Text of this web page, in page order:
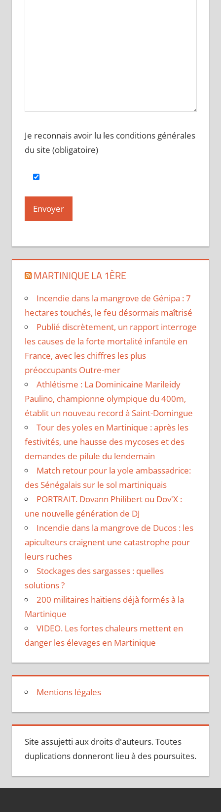
Je reconnais avoir lu les conditions générales
du site (obligatoire)
MARTINIQUE LA 1ÈRE
Incendie dans la mangrove de Génipa : 7
hectares touchés, le feu désormais maîtrisé
Publié discrètement, un rapport interroge
les causes de la forte mortalité infantile en
France, avec les chiffres les plus
préoccupants Outre-mer
Athlétisme : La Dominicaine Marileidy
Paulino, championne olympique du 400m,
établit un nouveau record à Saint-Domingue
Tour des yoles en Martinique : après les
festivités, une hausse des mycoses et des
demandes de pilule du lendemain
Match retour pour la yole ambassadrice:
des Sénégalais sur le sol martiniquais
PORTRAIT. Dovann Philibert ou Dov'X :
une nouvelle génération de DJ
Incendie dans la mangrove de Ducos : les
apiculteurs craignent une catastrophe pour
leurs ruches
Stockages des sargasses : quelles
solutions ?
200 militaires haïtiens déjà formés à la
Martinique
VIDEO. Les fortes chaleurs mettent en
danger les élevages en Martinique
Mentions légales
Site assujetti aux droits d'auteurs. Toutes
duplications donneront lieu à des poursuites.